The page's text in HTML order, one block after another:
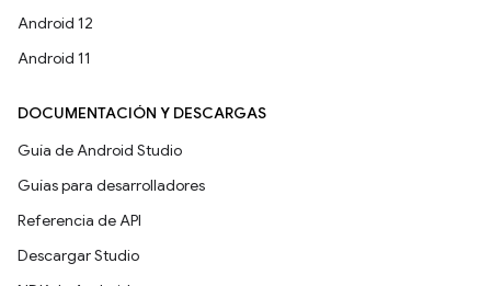
Android 12
Android 11
DOCUMENTACIÓN Y DESCARGAS
Guía de Android Studio
Guías para desarrolladores
Referencia de API
Descargar Studio